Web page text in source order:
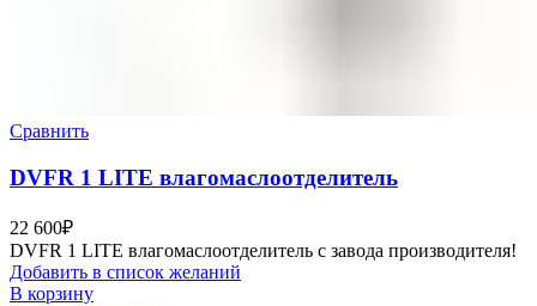
Сравнить
DVFR 1 LITE влагомаслоотделитель
22 600₽
DVFR 1 LITE влагомаслоотделитель с завода производителя!
Добавить в список желаний
В корзину